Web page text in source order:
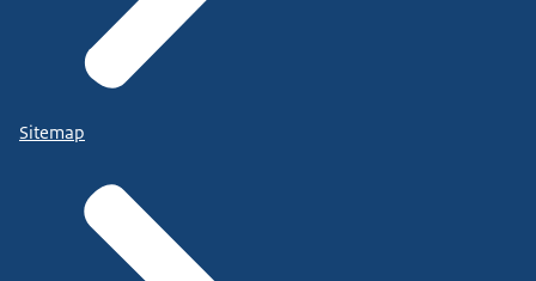
Sitemap